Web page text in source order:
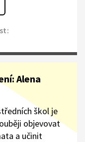
Alena
škol je
objevovat
a učinit